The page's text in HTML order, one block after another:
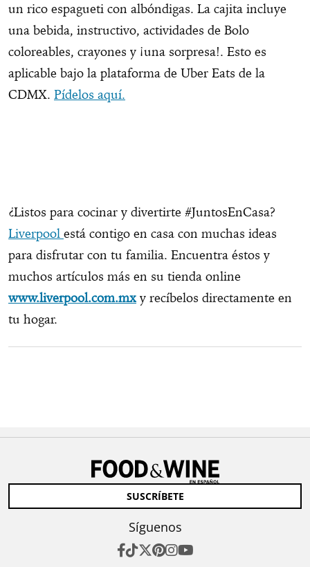
un rico espagueti con albóndigas. La cajita incluye
una bebida, instructivo, actividades de Bolo
coloreables, crayones y ¡una sorpresa!. Esto es
aplicable bajo la plataforma de Uber Eats de la
CDMX. Pídelos aquí.
¿Listos para cocinar y divertirte #JuntosEnCasa?
Liverpool está contigo en casa con muchas ideas
para disfrutar con tu familia. Encuentra éstos y
muchos artículos más en su tienda online
www.liverpool.com.mx y recíbelos directamente en
tu hogar.
SUSCRÍBETE
Síguenos